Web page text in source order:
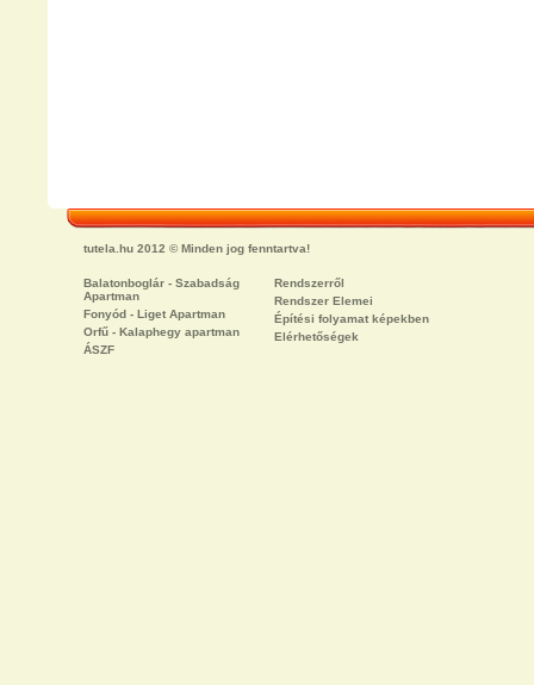
tutela.hu 2012 © Minden jog fenntartva!
Balatonboglár - Szabadság
Apartman
Fonyód - Liget Apartman
Orfű - Kalaphegy apartman
ÁSZF
Rendszerről
Rendszer Elemei
Építési folyamat képekben
Elérhetőségek